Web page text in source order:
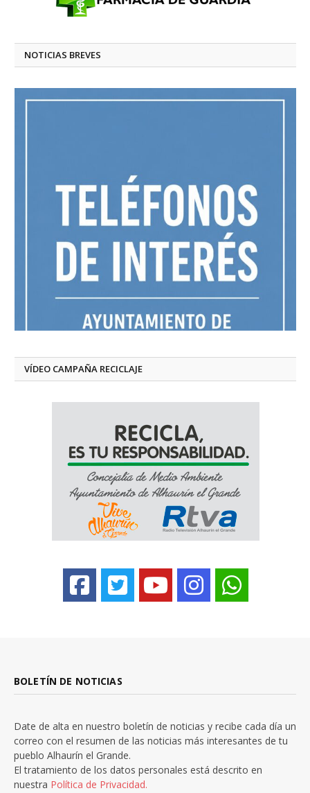
NOTICIAS BREVES
VÍDEO CAMPAÑA RECICLAJE
BOLETÍN DE NOTICIAS
Date de alta en nuestro boletín de noticias y recibe cada día un
correo con el resumen de las noticias más interesantes de tu
pueblo Alhaurín el Grande.
El tratamiento de los datos personales está descrito en
nuestra Política de Privacidad.